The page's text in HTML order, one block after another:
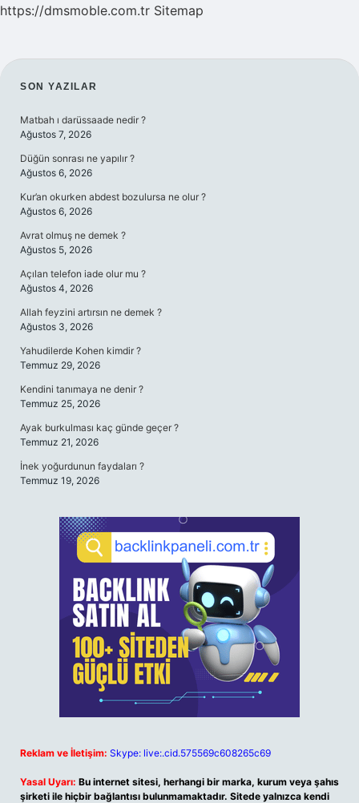
https://dmsmoble.com.tr Sitemap
SIDEBAR
SON YAZILAR
Matbah ı darüssaade nedir ?
Ağustos 7, 2026
Düğün sonrası ne yapılır ?
Ağustos 6, 2026
Kur’an okurken abdest bozulursa ne olur ?
Ağustos 6, 2026
Avrat olmuş ne demek ?
Ağustos 5, 2026
Açılan telefon iade olur mu ?
Ağustos 4, 2026
Allah feyzini artırsın ne demek ?
Ağustos 3, 2026
Yahudilerde Kohen kimdir ?
Temmuz 29, 2026
Kendini tanımaya ne denir ?
Temmuz 25, 2026
Ayak burkulması kaç günde geçer ?
Temmuz 21, 2026
İnek yoğurdunun faydaları ?
Temmuz 19, 2026
Reklam ve İletişim: Skype: live:.cid.575569c608265c69
Yasal Uyarı: Bu internet sitesi, herhangi bir marka, kurum veya şahıs
şirketi ile hiçbir bağlantısı bulunmamaktadır. Sitede yalnızca kendi